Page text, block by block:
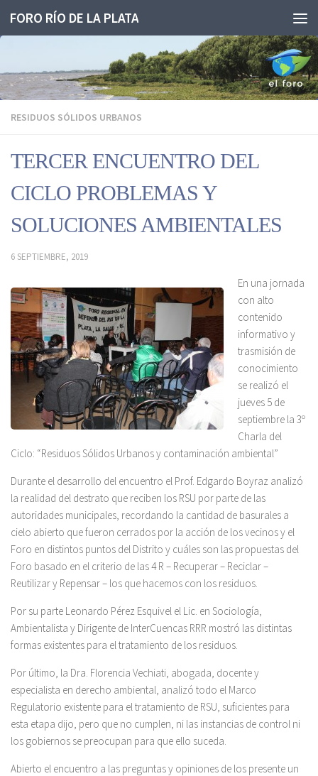
Saltar al contenido
FORO RÍO DE LA PLATA
RESIDUOS SÓLIDOS URBANOS
TERCER ENCUENTRO DEL
CICLO PROBLEMAS Y
SOLUCIONES AMBIENTALES
6 SEPTIEMBRE, 2019
En una jornada
con alto
contenido
informativo y
trasmisión de
conocimiento
se realizó el
jueves 5 de
septiembre la 3º
Charla del
Ciclo: “Residuos Sólidos Urbanos y contaminación ambiental”
Durante el desarrollo del encuentro el Prof. Edgardo Boyraz analizó
la realidad del destrato que reciben los RSU por parte de las
autoridades municipales, recordando la cantidad de basurales a
cielo abierto que fueron cerrados por la acción de los vecinos y el
Foro en distintos puntos del Distrito y cuáles son las propuestas del
Foro basado en el criterio de las 4 R – Recuperar – Reciclar –
Reutilizar y Repensar – los que hacemos con los residuos.
Por su parte Leonardo Pérez Esquivel el Lic. en Sociología,
Ambientalista y Dirigente de InterCuencas RRR mostró las distintas
formas existentes para el tratamiento de los residuos.
Por último, la Dra. Florencia Vechiati, abogada, docente y
especialista en derecho ambiental, analizó todo el Marco
Regulatorio existente para el tratamiento de RSU, suficientes para
esta etapa dijo, pero que no cumplen, ni las instancias de control ni
los gobiernos se preocupan para que ello suceda.
Abierto el encuentro a las preguntas y opiniones de los presente un